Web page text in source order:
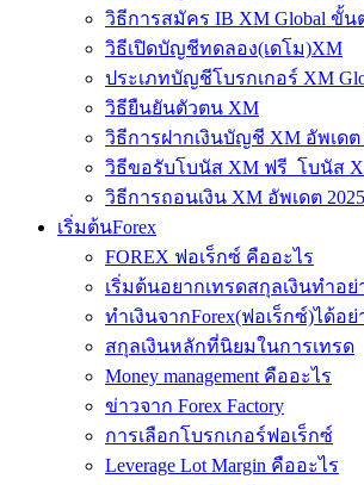
วิธีการสมัคร IB XM Global ขั้น
วิธีเปิดบัญชีทดลอง(เดโม)XM
ประเภทบัญชีโบรกเกอร์ XM
วิธียืนยันตัวตน XM
วิธีการฝากเงินบัญชี XM อัพเดต
วิธีขอรับโบนัส XM ฟรี โบนัส
วิธีการถอนเงิน XM อัพเดต 2025
เริ่มต้นForex
FOREX ฟอเร็กซ์ คืออะไร
เริ่มต้นอยากเทรดสกุลเงินทำอย่
ทำเงินจากForex(ฟอเร็กซ์)ได้อย่
สกุลเงินหลักที่นิยมในการเทรด
Money management คืออะไร
ข่าวจาก Forex Factory
การเลือกโบรกเกอร์ฟอเร็กซ์
Leverage Lot Margin คืออะไร